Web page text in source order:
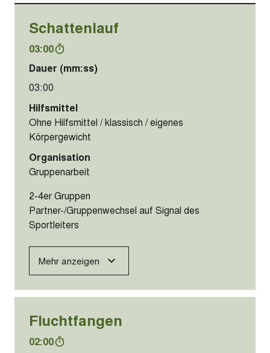
Schattenlauf
03:00
Dauer (mm:ss)
03:00
Hilfsmittel
Ohne Hilfsmittel / klassisch / eigenes
Körpergewicht
Organisation
Gruppenarbeit
2-4er Gruppen
Partner-/Gruppenwechsel auf Signal des
Sportleiters
Mehr anzeigen
Fluchtfangen
02:00